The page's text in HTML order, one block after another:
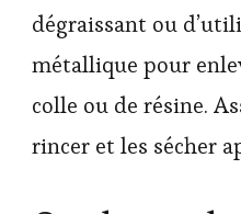
dégraissant ou
métallique pour
colle ou de résine.
rincer et les sécher